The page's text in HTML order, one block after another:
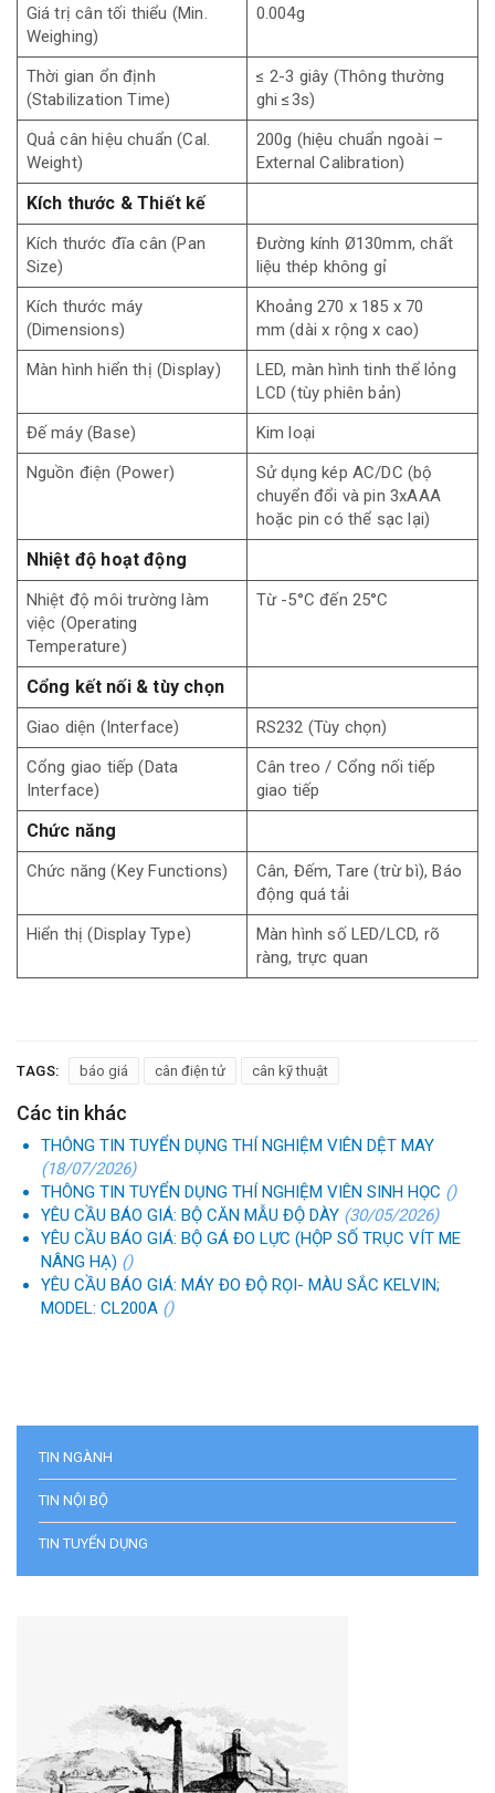
Giá trị cân tối thiểu (Min.
Weighing)
0.004g
Thời gian ổn định
(Stabilization Time)
≤ 2-3 giây (Thông thường
ghi ≤3s)
Quả cân hiệu chuẩn (Cal.
Weight)
200g (hiệu chuẩn ngoài –
External Calibration)
Kích thước & Thiết kế
Kích thước đĩa cân (Pan
Size)
Đường kính Ø130mm, chất
liệu thép không gỉ
Kích thước máy
(Dimensions)
Khoảng 270 x 185 x 70
mm (dài x rộng x cao)
Màn hình hiển thị (Display)
LED, màn hình tinh thể lỏng
LCD (tùy phiên bản)
Đế máy (Base)
Kim loại
Nguồn điện (Power)
Sử dụng kép AC/DC (bộ
chuyển đổi và pin 3xAAA
hoặc pin có thể sạc lại)
Nhiệt độ hoạt động
Nhiệt độ môi trường làm
việc (Operating
Temperature)
Từ -5°C đến 25°C
Cổng kết nối & tùy chọn
Giao diện (Interface)
RS232 (Tùy chọn)
Cổng giao tiếp (Data
Interface)
Cân treo / Cổng nối tiếp
giao tiếp
Chức năng
Chức năng (Key Functions)
Cân, Đếm, Tare (trừ bì), Báo
động quá tải
Hiển thị (Display Type)
Màn hình số LED/LCD, rõ
ràng, trực quan
TAGS: báo giá cân điện tử cân kỹ thuật
Các tin khác
THÔNG TIN TUYỂN DỤNG THÍ NGHIỆM VIÊN DỆT MAY
(18/07/2026)
THÔNG TIN TUYỂN DỤNG THÍ NGHIỆM VIÊN SINH HỌC ()
YÊU CẦU BÁO GIÁ: BỘ CĂN MẪU ĐỘ DÀY (30/05/2026)
YÊU CẦU BÁO GIÁ: BỘ GÁ ĐO LỰC (HỘP SỐ TRỤC VÍT ME
NÂNG HẠ) ()
YÊU CẦU BÁO GIÁ: MÁY ĐO ĐỘ RỌI- MÀU SẮC KELVIN;
MODEL: CL200A ()
TIN NGÀNH
TIN NỘI BỘ
TIN TUYỂN DỤNG